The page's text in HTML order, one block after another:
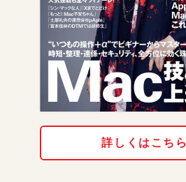
詳しくはこちら